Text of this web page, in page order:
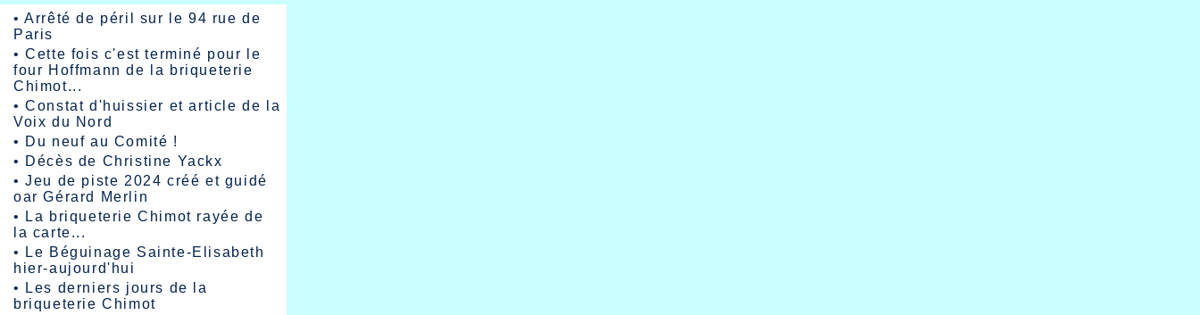
•Arrêté de péril sur le 94 rue de
Paris
•Cette fois c'est terminé pour le
four Hoffmann de la briqueterie
Chimot...
•Constat d'huissier et article de la
Voix du Nord
• Du neuf au Comité !
• Décès de Christine Yackx
•Jeu de piste 2024 créé et guidé
oar Gérard Merlin
•
La briqueterie Chimot rayée de
la carte...
•
Le Béguinage Sainte-Elisabeth
hier-aujourd'hui
•
Les derniers jours de la
briqueterie Chimot